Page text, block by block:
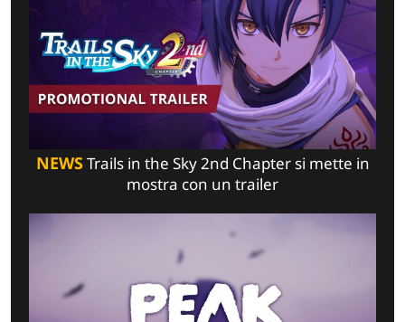
NEWSTrails in the Sky 2nd Chapter si mette in
mostra con un trailer